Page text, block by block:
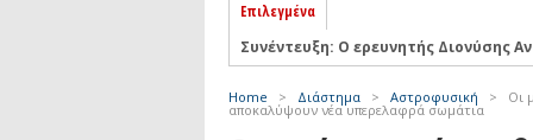
Επιλεγμένα
ΝΕLIOTA: Το ερευνητικό
Σελήνη
Podcast: Ο Διονύσης Σιμόπουλος
Home > Διάστημα > Αστροφυσική > Οι
αποκαλύψουν νέα υπερελαφρά σωμάτια